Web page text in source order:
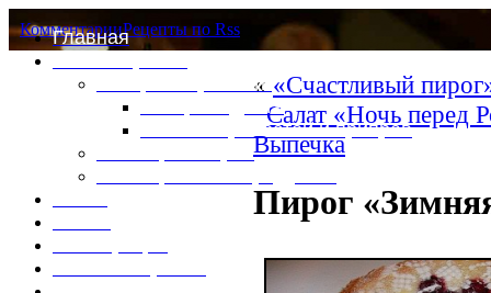
Главная
Специи и пряности
Специи и диета
Каталог пряностей и приправ
Таблица калорий
КомментарииРецепты по Rss
««Счастливый
Салат «Ночь перед
Выпечка
Пирог